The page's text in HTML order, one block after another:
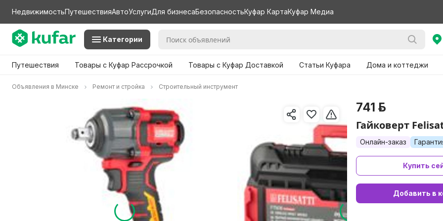
НедвижимостьПутешествияАвтоУслугиДля бизнесаБезопасностьКуфар КартаКуфар Медиа
Категории
Путешествия Товары с Куфар Рассрочкой Товары с Куфар Доставкой Статьи Куфара Дома и коттеджи
Объявления в Минске Ремонт и стройка Строительный инструмент
741 р.
Гайковерт
Онлайн-заказ
Купить
Добавить в